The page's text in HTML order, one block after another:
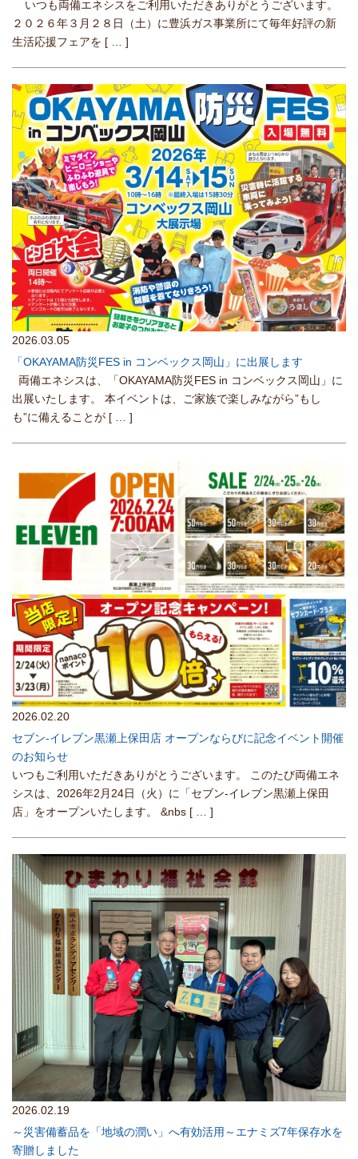
いつも両備エネシスをご利用いただきありがとうございます。
２０２６年３月２８日（土）に豊浜ガス事業所にて毎年好評の新
生活応援フェアを [ … ]
2026.03.05
「OKAYAMA防災FES in コンベックス岡山」に出展します
両備エネシスは、「OKAYAMA防災FES in コンベックス岡山」に
出展いたします。 本イベントは、ご家族で楽しみながら”もし
も”に備えることが [ … ]
2026.02.20
セブン-イレブン黒瀬上保田店 オープンならびに記念イベント開催
のお知らせ
いつもご利用いただきありがとうございます。 このたび両備エネ
シスは、2026年2月24日（火）に「セブン-イレブン黒瀬上保田
店」をオープンいたします。 &nbs [ … ]
2026.02.19
～災害備蓄品を「地域の潤い」へ有効活用～エナミズ7年保存水を
寄贈しました